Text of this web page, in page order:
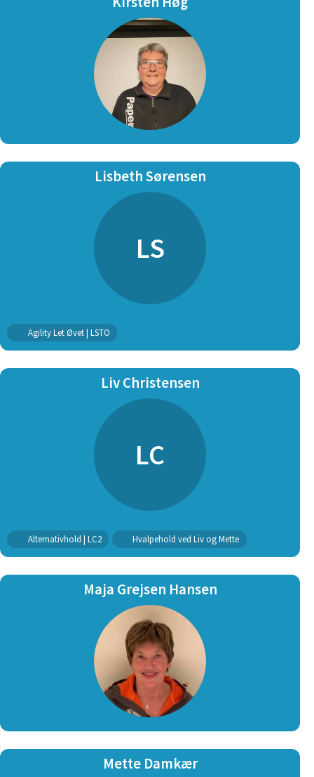
Lisbeth Sørensen
LS
Agility Let Øvet | LSTO
Liv Christensen
LC
Alternativhold | LC2 Hvalpehold ved Liv og Mette
Maja Grejsen Hansen
Mette Damkær